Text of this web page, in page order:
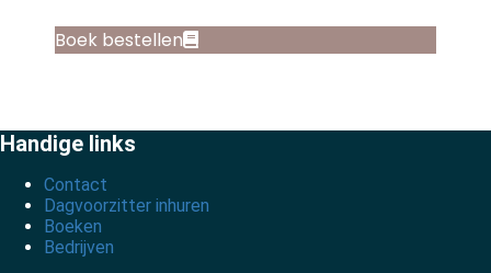
Boek bestellen
Handige links
Contact
Dagvoorzitter inhuren
Boeken
Bedrijven